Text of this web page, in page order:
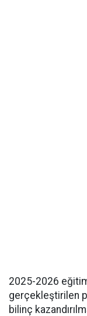
2025-2026
gerçekleştirilen
bilinç